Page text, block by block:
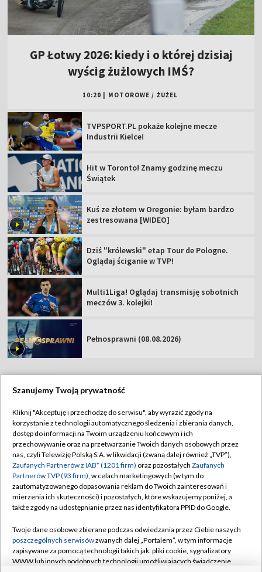
GP Łotwy 2026: kiedy i o której dzisiaj
wyścig żużlowych IMŚ?
10:20 MOTOROWE / ŻUŻEL
TVPSPORT.PL pokaże kolejne mecze
Industrii Kielce!
Hit w Toronto! Znamy godzinę meczu
Świątek
Kuś ze złotem w Oregonie: byłam bardzo
zestresowana [WIDEO]
Dziś "królewski" etap Tour de Pologne.
Oglądaj ściganie w TVP!
Multi1Liga! Oglądaj transmisję sobotnich
meczów 3. kolejki!
Pełnosprawni (08.08.2026)
Abonament TVP
Sklep TVP
Biuro Reklamy
Oferta Handlowa
Telegazeta ogłoszenia
Rada Programowa
Ogłoszenia przetargowe
Regulamin TVP
Polityka prywatności
Moje zgody
Biuro reklamy
Kontakt
Kanały
©2026 Telewizja Polska Spółka Akcyjna w likwidacji
Szanujemy Twoją prywatność
Kliknij "Akceptuję i przechodzę do serwisu", aby wyrazić zgody na
korzystanie z technologii automatycznego śledzenia i zbierania danych,
dostęp do informacji na Twoim urządzeniu końcowym i ich
przechowywanie oraz na przetwarzanie Twoich danych osobowych przez
nas, czyli Telewizję Polską S.A. w likwidacji (zwaną dalej również „TVP”),
Zaufanych Partnerów z IAB* (1201 firm) oraz pozostałych Zaufanych
Partnerów TVP (93 firm), w celach marketingowych (w tym do
zautomatyzowanego dopasowania reklam do Twoich zainteresowań i
mierzenia ich skuteczności) i pozostałych, które wskazujemy poniżej, a
także zgody na udostępnianie przez nas identyfikatora PPID do Google.
Twoje dane osobowe zbierane podczas odwiedzania przez Ciebie naszych
poszczególnych serwisówzwanych dalej „Portalem”, w tym informacje
zapisywane za pomocą technologii takich jak: pliki cookie, sygnalizatory
WWW lub innych podobnych technologii umożliwiających świadczenie